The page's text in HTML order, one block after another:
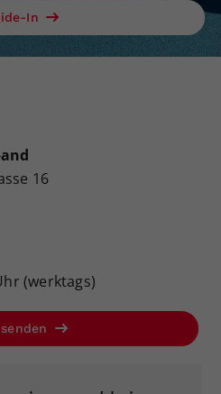
In
16
(werktags)